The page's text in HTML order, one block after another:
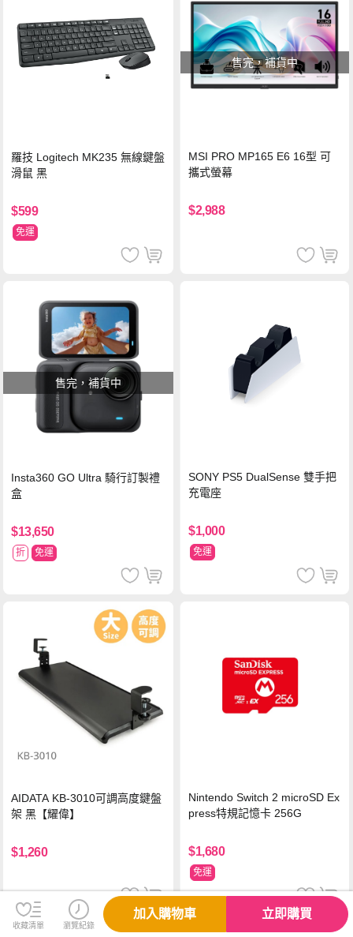
羅技 Logitech MK235 無線鍵盤
滑鼠 黑
$599
免運
售完，補貨中
MSI PRO MP165 E6 16型 可
攜式螢幕
$2,988
售完，補貨中
Insta360 GO Ultra 騎行訂製禮
盒
$13,650
折 免運
SONY PS5 DualSense 雙手把
充電座
$1,000
免運
AIDATA KB-3010可調高度鍵盤
架 黑【耀偉】
$1,260
Nintendo Switch 2 microSD Ex
press特規記憶卡 256G
$1,680
免運
收藏清單 瀏覽紀錄
加入購物車 立即購買